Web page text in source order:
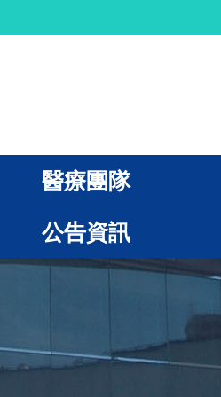
醫療團隊
公告資訊